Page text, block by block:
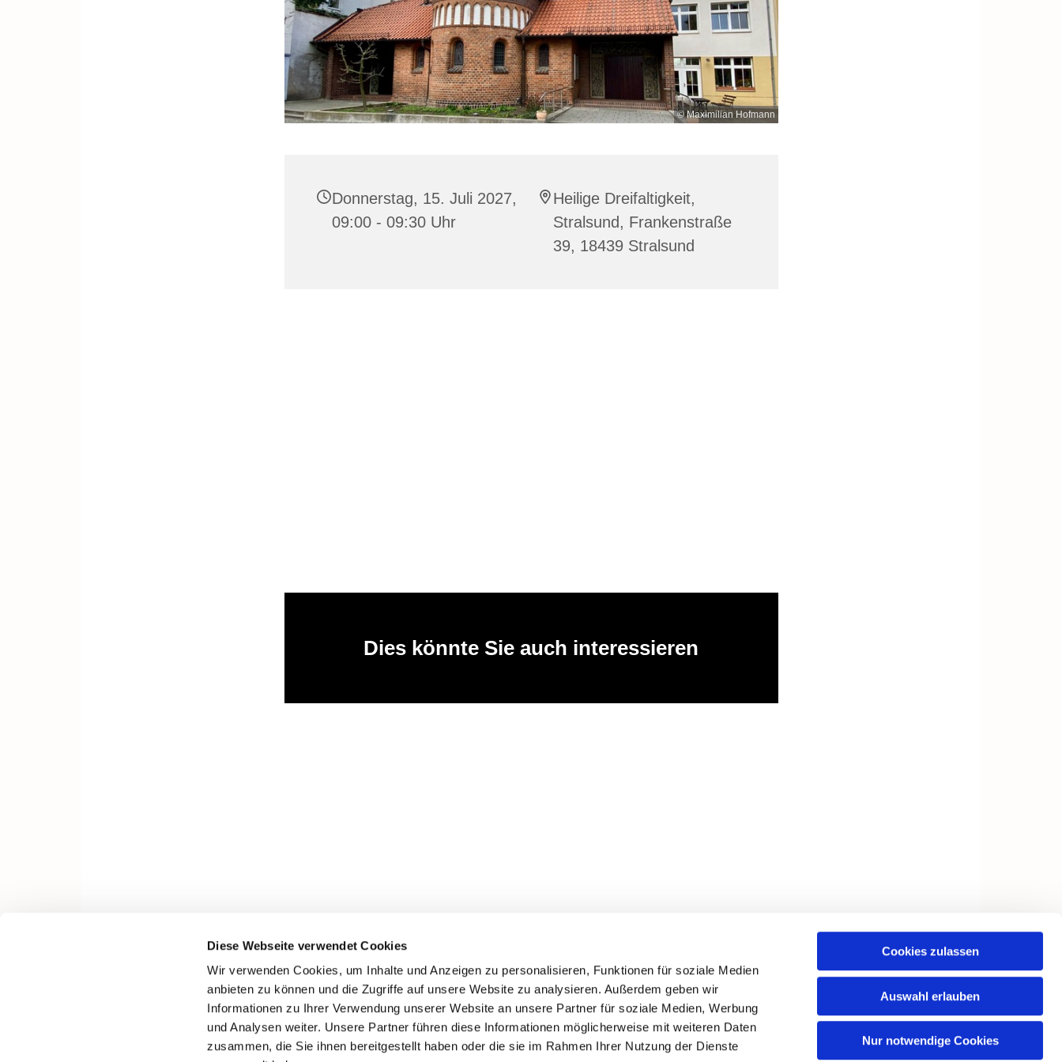
Diese Webseite verwendet Cookies
Wir verwenden Cookies, um Inhalte und Anzeigen zu personalisieren, Funktionen für soziale Medien
anbieten zu können und die Zugriffe auf unsere Website zu analysieren. Außerdem geben wir
Informationen zu Ihrer Verwendung unserer Website an unsere Partner für soziale Medien, Werbung
und Analysen weiter. Unsere Partner führen diese Informationen möglicherweise mit weiteren Daten
zusammen, die Sie ihnen bereitgestellt haben oder die sie im Rahmen Ihrer Nutzung der Dienste
Cookies zulassen
Auswahl erlauben
Nur notwendige Cookies
© Maximilian Hofmann
Donnerstag, 15. Juli 2027,
09:00 - 09:30 Uhr
Heilige Dreifaltigkeit,
Stralsund, Frankenstraße
39, 18439 Stralsund
Dies könnte Sie auch interessieren